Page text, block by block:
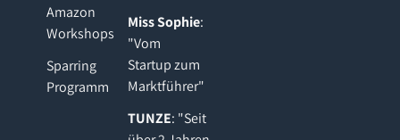
Amazon
Workshops
Sparring
Programm
Miss Sophie:
"Vom
Startup zum
Marktführer"
TUNZE: "Seit